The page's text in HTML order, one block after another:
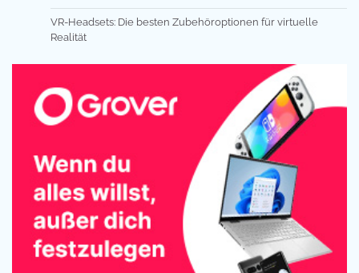
VR-Headsets: Die besten Zubehöroptionen für virtuelle
Realität